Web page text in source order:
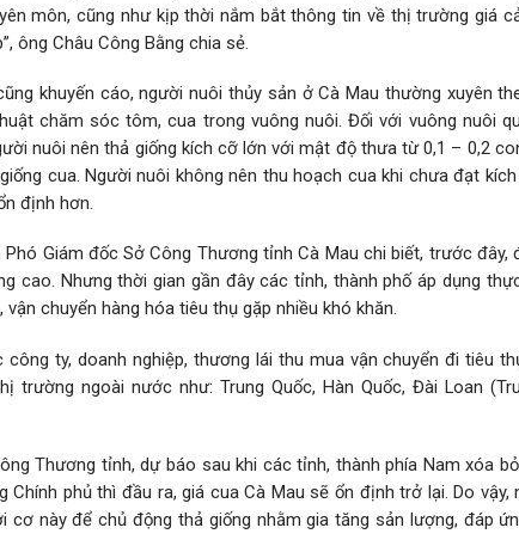
môn, cũng như kịp thời nắm bắt thông tin về thị trường giá
ông Châu Công Bằng chia sẻ.
khuyến cáo, người nuôi thủy sản ở Cà Mau thường xuyên
chăm sóc tôm, cua trong vuông nuôi. Đối với vuông nuôi
nuôi nên thả giống kích cỡ lớn với mật độ thưa từ 0,1 – 0,2
cua. Người nuôi không nên thu hoạch cua khi chưa đạt
định hơn.
Giám đốc Sở Công Thương tỉnh Cà Mau chi biết, trước đây,
cao. Nhưng thời gian gần đây các tỉnh, thành phố áp dụng
chuyển hàng hóa tiêu thụ gặp nhiều khó khăn.
ty, doanh nghiệp, thương lái thu mua vận chuyển đi tiêu
ngoài nước như: Trung Quốc, Hàn Quốc, Đài Loan
Thương tỉnh, dự báo sau khi các tỉnh, thành phía Nam xóa
phủ thì đầu ra, giá cua Cà Mau sẽ ổn định trở lại. Do vậy,
này để chủ động thả giống nhằm gia tăng sản lượng, đáp